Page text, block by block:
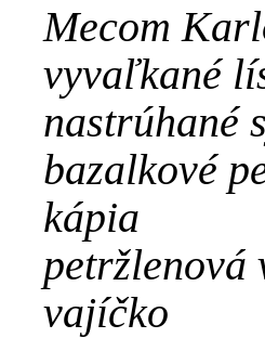
Mecom
vyvaľkané
nastrúhané
bazalkové
kápia
petržlenová
vajíčko